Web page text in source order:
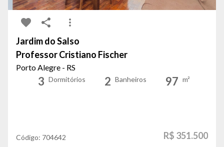
Jardim do Salso
Professor Cristiano Fischer
Porto Alegre - RS
3 Dormitórios 2 Banheiros 97 m²
Código: 704642 R$ 351.500